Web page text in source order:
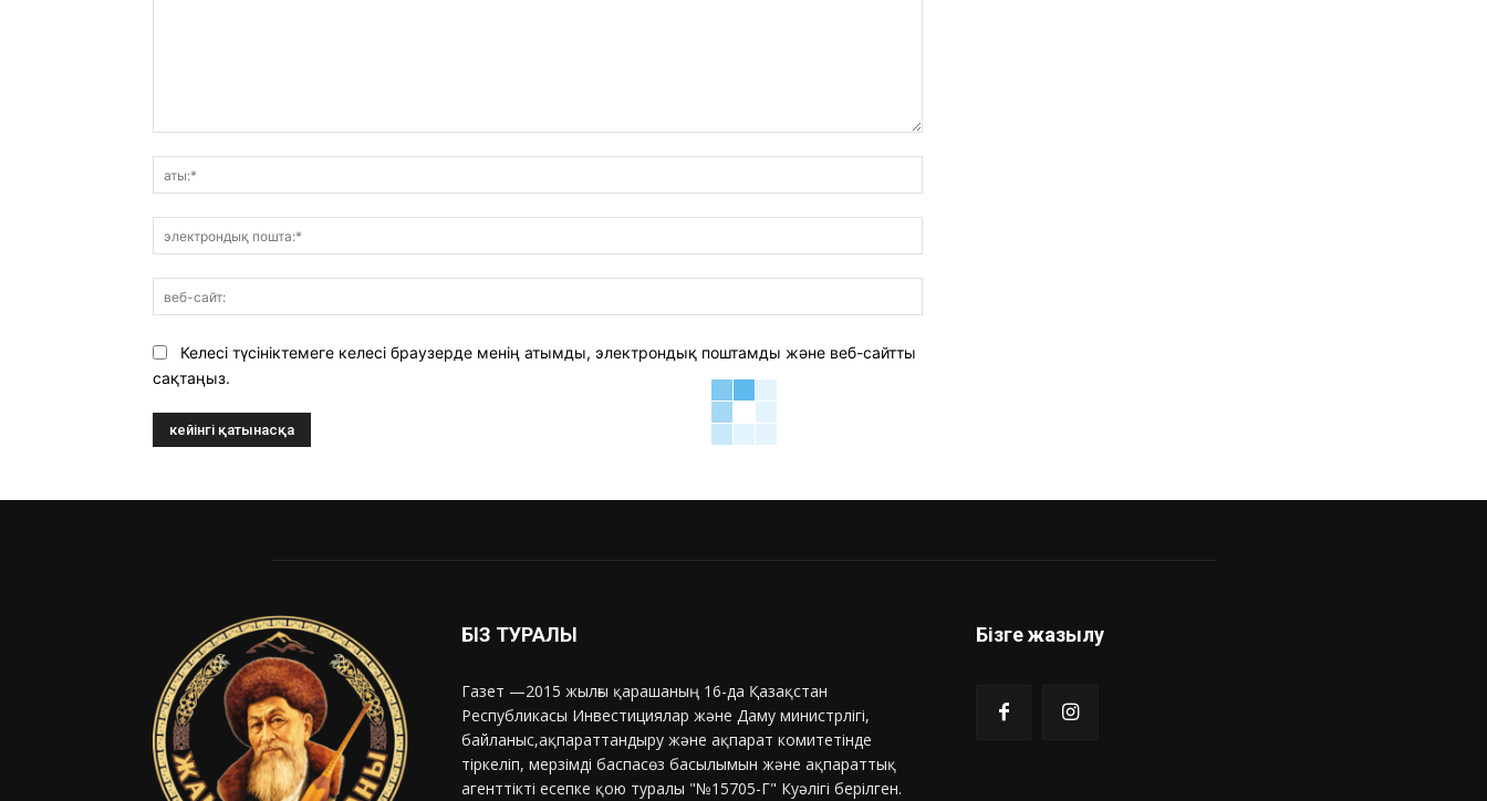
пошта:*
сайт:
Келесі түсініктемеге келесі браузерде менің атымды, электрондық поштамды және веб-сайтты
сақтаңыз.
БІЗ ТУРАЛЫ
Газет —2015 жылғы қарашаның 16-да Қазақстан
Республикасы Инвестициялар және Даму министрлігі,
байланыс,ақпараттандыру және ақпарат комитетінде
тіркеліп, мерзімді баспасөз басылымын және ақпараттық
агенттікті есепке қою туралы "№15705-Г" Куәлігі берілген.
Бізге жазылу